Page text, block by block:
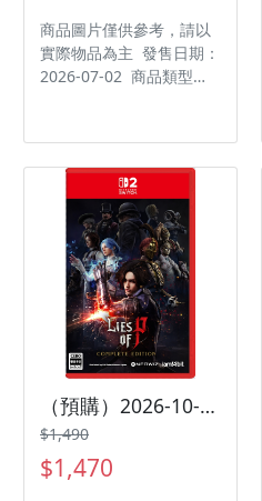
商品圖片僅供參考，請以
實際物品為主 發售日期：
2026-07-02 商品類型：
型：節奏 遊玩人數： 1
人 作品分級：普遍級
（預購）2026-10-01 NS2 P 的謊言 完整版 Complete Edition 中文版
$1,490
$1,470